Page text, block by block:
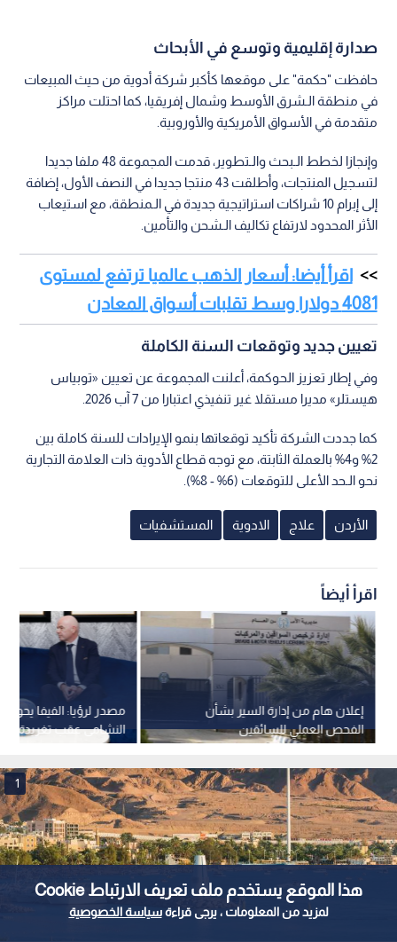
هذا الموقع يستخدم ملف تعريف الارتباط Cookie
لمزيد من المعلومات ، يرجى قراءةسياسة الخصوصية
صدارة إقليمية وتوسع في الأبحاث
حافظت "حكمة" على موقعها كأكبر شركة أدوية من حيث المبيعات
في منطقة الـشرق الأوسط وشمال إفريقيا، كما احتلت مراكز
متقدمة في الأسواق الأمريكية والأوروبية.
وإنجازا لخطط الـبحث والـتطوير، قدمت المجموعة 48 ملفا جديدا
لتسجيل المنتجات، وأطلقت 43 منتجا جديدا في النصف الأول، إضافة
إلى إبرام 10 شراكات استراتيجية جديدة في الـمنطقة، مع استيعاب
الأثر المحدود لارتفاع تكاليف الـشحن والتأمين.
اقرأ أيضا: أسعار الذهب عالميا ترتفع لمستوى
4081 دولارا وسط تقلبات أسواق المعادن
تعيين جديد وتوقعات السنة الكاملة
وفي إطار تعزيز الحوكمة، أعلنت المجموعة عن تعيين «توبياس
هيستلر» مديرا مستقلا غير تنفيذي اعتبارا من 7 آب 2026.
كما جددت الشركة تأكيد توقعاتها بنمو الإيرادات للسنة كاملة بين
2% و4% بالعملة الثابتة، مع توجه قطاع الأدوية ذات العلامة التجارية
نحو الـحد الأعلى للتوقعات (6% - 8%).
الأردن علاج الادوية المستشفيات
اقرأ أيضاً
مصدر لرؤيا: الفيفا
النشامى عقب تغريدة
إعلان هام من إدارة السير بشأن
الفحص العملي للسائقين
1